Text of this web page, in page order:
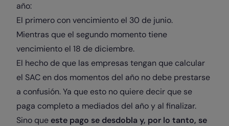
año:
El primero con vencimiento el 30 de junio.
Mientras que el segundo momento tiene
vencimiento el 18 de diciembre.
El hecho de que las empresas tengan que calcular
el SAC en dos momentos del año no debe prestarse
a confusión. Ya que esto no quiere decir que se
paga completo a mediados del año y al finalizar.
Sino que este pago se desdobla y, por lo tanto, se